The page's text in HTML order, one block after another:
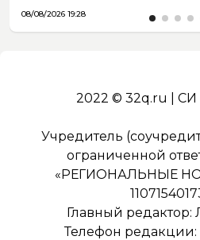
08/08/2026 19:28
2022 © 32q.ru | СИ
Учредитель
ограниченной
«РЕГИОНАЛЬНЫЕ
Главный редактор:
Телефон редакции: